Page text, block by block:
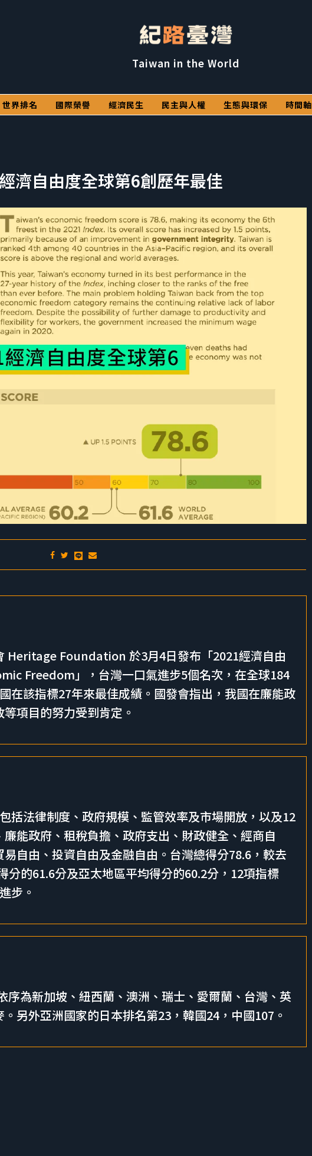
Taiwan in the World
世界排名 國際榮譽 經濟民生 民主與人權 生態與環保 時間軸
濟自由度全球第6創歷年最佳
Heritage Foundation 於3月4日發布「2021經濟自由
Freedom」，台灣一口氣進步5個名次，在全球184
在該指標27年來最佳成績。國發會指出，我國在廉能政
項目的努力受到肯定。
括法律制度、政府規模、監管效率及市場開放，以及12
能政府、租稅負擔、政府支出、財政健全、經商自
自由、投資自由及金融自由。台灣總得分78.6，較去
分的61.6分及亞太地區平均得分的60.2分，12項指標
步。
序為新加坡、紐西蘭、澳洲、瑞士、愛爾蘭、台灣、英
另外亞洲國家的日本排名第23，韓國24，中國107。